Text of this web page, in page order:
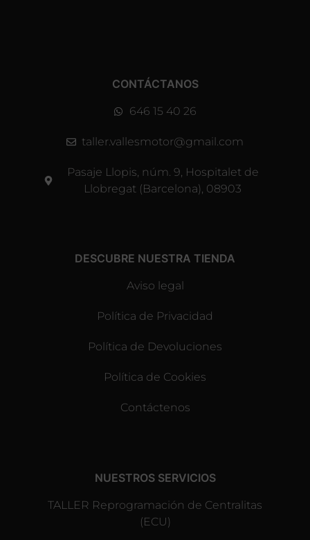
CONTÁCTANOS
646 15 40 26
taller.vallesmotor@gmail.com
Pasaje Llopis, núm. 9, Hospitalet de
Llobregat (Barcelona), 08903
DESCUBRE NUESTRA TIENDA
Aviso legal
Política de Privacidad
Política de Devoluciones
Política de Cookies
Contáctenos
NUESTROS SERVICIOS
TALLER Reprogramación de Centralitas
(ECU)